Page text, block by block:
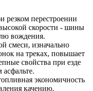
резком перестроении
скорости - шины
вождения.
смеси, изначально
на треках, повышает
свойства при езде
экономичность
качению.